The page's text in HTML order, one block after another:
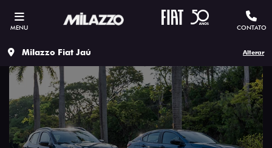
MENU CONTATO
Milazzo Fiat Jaú Alterar